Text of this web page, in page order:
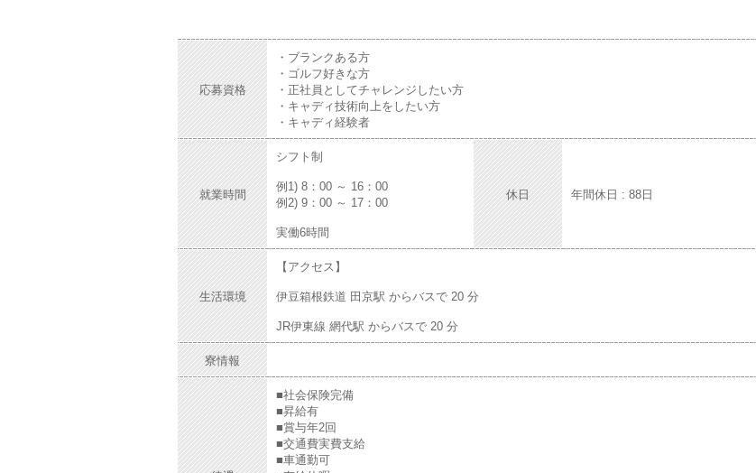
応募資格
・ブランクある方
・ゴルフ好きな方
・正社員としてチャレンジしたい方
・キャディ技術向上をしたい方
・キャディ経験者
就業時間
シフト制
例1) 8：00 ～ 16：00
例2) 9：00 ～ 17：00
実働6時間
休日 年間休日 : 88日
生活環境
【アクセス】
伊豆箱根鉄道 田京駅 からバスで 20 分
JR伊東線 網代駅 からバスで 20 分
寮情報
■社会保険完備
■昇給有
■賞与年2回
■交通費実費支給
■車通勤可